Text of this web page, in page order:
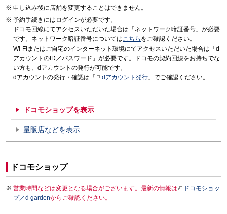
申し込み後に店舗を変更することはできません。
予約手続きにはログインが必要です。
ドコモ回線にてアクセスいただいた場合は「ネットワーク暗証番号」が必要
です。ネットワーク暗証番号についてはこちら をご確認ください。
Wi-Fiまたはご自宅のインターネット環境にてアクセスいただいた場合は「d
アカウントのID／パスワード」が必要です。ドコモの契約回線をお持ちでな
い方も、dアカウントの発行が可能です。
dアカウントの発行・確認は「
dアカウント発行 」でご確認ください。
ドコモショップを表示
量販店などを表示
ドコモショップ
営業時間などは変更となる場合がございます。最新の情報は
ドコモショッ
プ／d gardenからご確認ください。